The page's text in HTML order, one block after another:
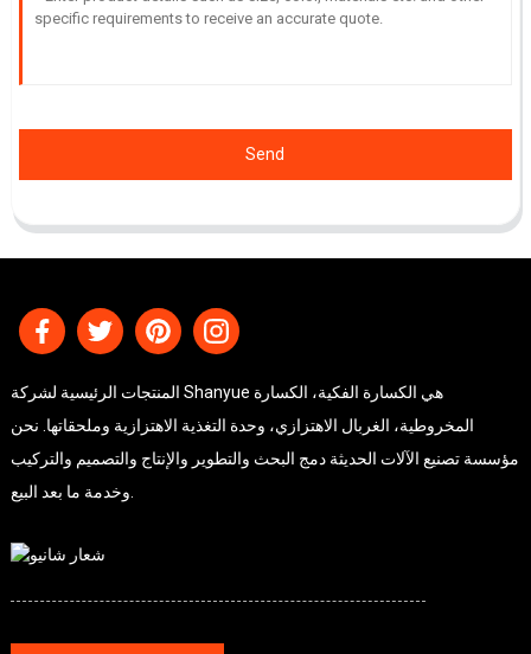
Send
المنتجات الرئيسية لشركة Shanyue هي الكسارة الفكية، الكسارة
المخروطية، الغربال الاهتزازي، وحدة التغذية الاهتزازية وملحقاتها. نحن
مؤسسة تصنيع الآلات الحديثة دمج البحث والتطوير والإنتاج والتصميم والتركيب